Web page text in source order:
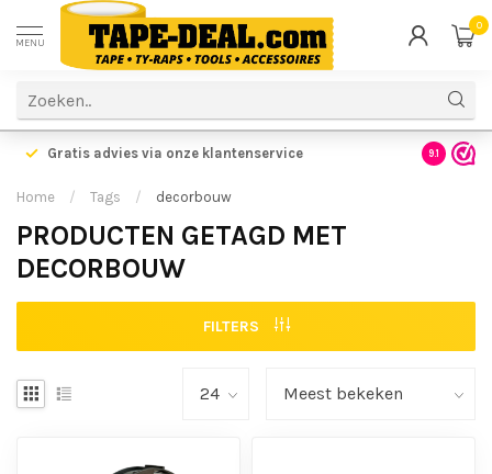
MENU
0
Gratis advies via onze klantenservice 9.1
Home / Tags / decorbouw
PRODUCTEN GETAGD MET
DECORBOUW
FILTERS